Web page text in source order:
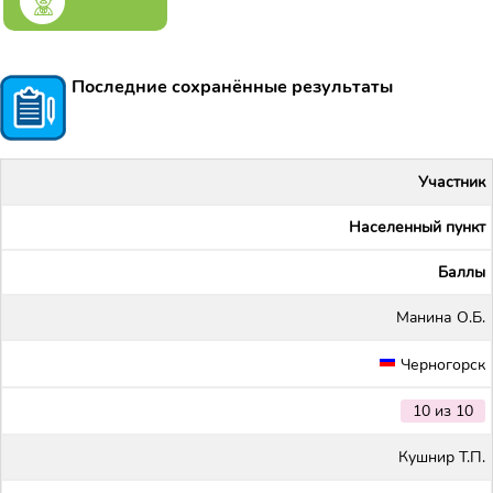
Последние сохранённые результаты
Участник
Населенный пункт
Баллы
Maнина О.Б.
Черногорск
10 из 10
Кушнир Т.П.